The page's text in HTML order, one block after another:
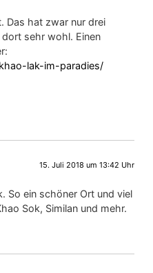
Das hat zwar nur drei
sehr wohl. Einen
lak-im-paradies/
15. Juli 2018 um 13:42 Uhr
So ein schöner Ort und viel
Sok, Similan und mehr.